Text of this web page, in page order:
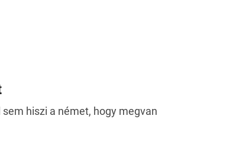
hiszi a német, hogy megvan